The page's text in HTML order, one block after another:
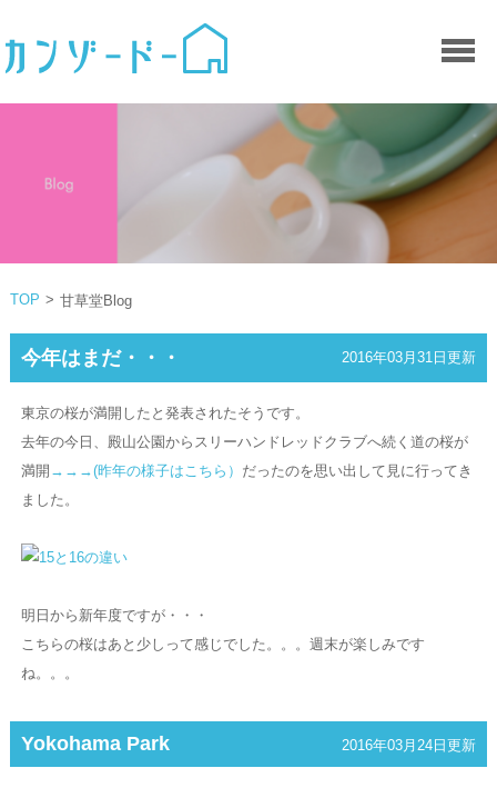
TOP > 甘草堂Blog
今年はまだ・・・ 2016年03月31日更新
東京の桜が満開したと発表されたそうです。
去年の今日、殿山公園からスリーハンドレッドクラブへ続く道の桜が
満開 →→→(昨年の様子はこちら） だったのを思い出して見に行ってき
ました。
明日から新年度ですが・・・
こちらの桜はあと少しって感じでした。。。週末が楽しみです
ね。。。
Yokohama Park 2016年03月24日更新